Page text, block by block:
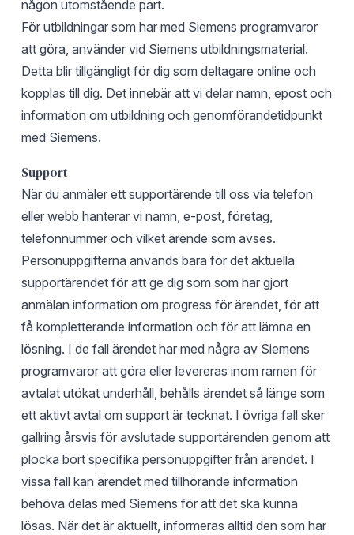
någon utomstående part.
För utbildningar som har med Siemens programvaror
att göra, använder vid Siemens utbildningsmaterial.
Detta blir tillgängligt för dig som deltagare online och
kopplas till dig. Det innebär att vi delar namn, epost och
information om utbildning och genomförandetidpunkt
med Siemens.
Support
När du anmäler ett supportärende till oss via telefon
eller webb hanterar vi namn, e-post, företag,
telefonnummer och vilket ärende som avses.
Personuppgifterna används bara för det aktuella
supportärendet för att ge dig som som har gjort
anmälan information om progress för ärendet, för att
få kompletterande information och för att lämna en
lösning. I de fall ärendet har med några av Siemens
programvaror att göra eller levereras inom ramen för
avtalat utökat underhåll, behålls ärendet så länge som
ett aktivt avtal om support är tecknat. I övriga fall sker
gallring årsvis för avslutade supportärenden genom att
plocka bort specifika personuppgifter från ärendet. I
vissa fall kan ärendet med tillhörande information
behöva delas med Siemens för att det ska kunna
lösas. När det är aktuellt, informeras alltid den som har